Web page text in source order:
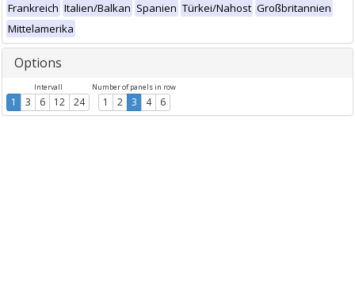
Frankreich Italien/Balkan Spanien Türkei/Nahost Großbritannien
Mittelamerika
Options
Intervall
1 3 6 12 24
Number of panels in row
1 2 3 4 6